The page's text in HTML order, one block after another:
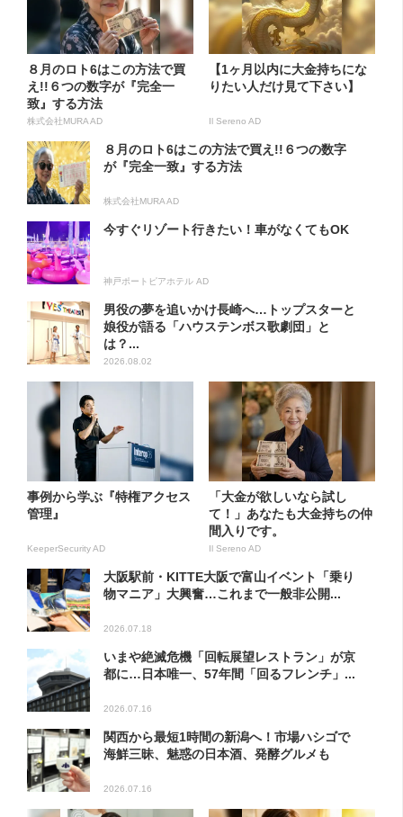
８月のロト6はこの方法で買
え!!６つの数字が『完全一
致』する方法
株式会社MURA AD
【1ヶ月以内に大金持ちにな
りたい人だけ見て下さい】
Il Sereno AD
８月のロト6はこの方法で買え!!６つの数字
が『完全一致』する方法
株式会社MURA AD
今すぐリゾート行きたい！車がなくてもOK
神戸ポートピアホテル AD
男役の夢を追いかけ長崎へ…トップスターと
娘役が語る「ハウステンボス歌劇団」と
は？...
2026.08.02
事例から学ぶ『特権アクセス
管理』
KeeperSecurity AD
「大金が欲しいなら試し
て！」あなたも大金持ちの仲
間入りです。
Il Sereno AD
大阪駅前・KITTE大阪で富山イベント「乗り
物マニア」大興奮…これまで一般非公開...
2026.07.18
いまや絶滅危機「回転展望レストラン」が京
都に…日本唯一、57年間「回るフレンチ」...
2026.07.16
関西から最短1時間の新潟へ！市場ハシゴで
海鮮三昧、魅惑の日本酒、発酵グルメも
2026.07.16